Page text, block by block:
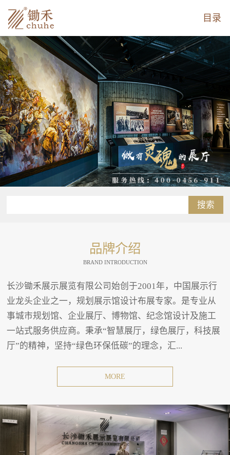
目录
搜索
品牌介绍
BRAND INTRODUCTION
长沙锄禾展示展览有限公司始创于2001年，中国展示行
业龙头企业之一，规划展示馆设计布展专家。是专业从
事城市规划馆、企业展厅、博物馆、纪念馆设计及施工
一站式服务供应商。秉承“智慧展厅，绿色展厅，科技展
厅”的精神，坚持“绿色环保低碳”的理念，汇...
MORE